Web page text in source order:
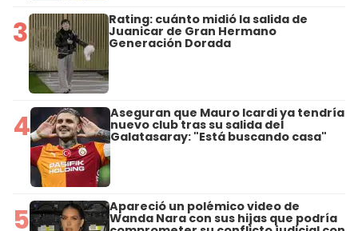
3 Rating: cuánto midió la salida de
Juanicar de Gran Hermano
Generación Dorada
4 Aseguran que Mauro Icardi ya tendría
nuevo club tras su salida del
Galatasaray: "Está buscando casa"
5 Apareció un polémico video de
Wanda Nara con sus hijas que podría